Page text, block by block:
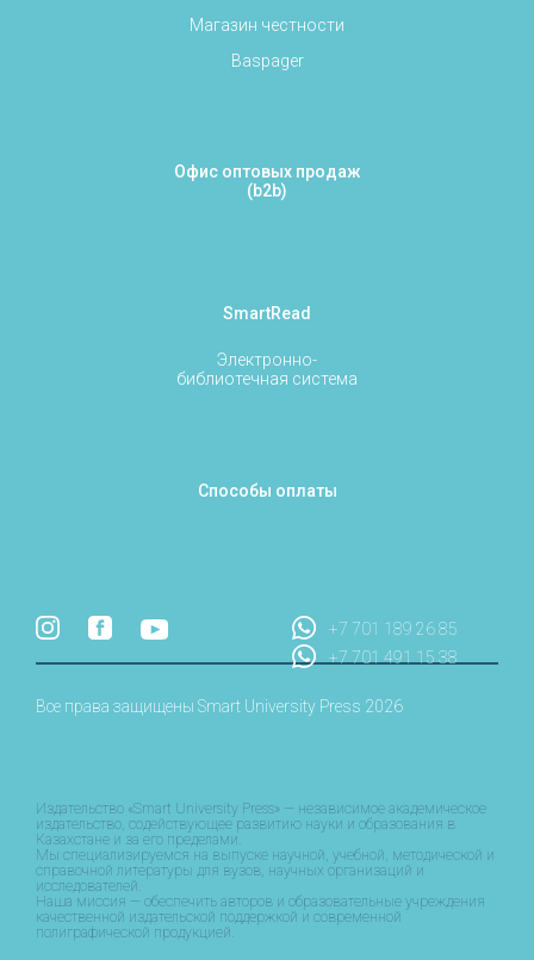
Магазин честности
Baspager
Офис оптовых продаж
(b2b)
SmartRead
Электронно-
библиотечная система
Способы оплаты
+7 701 189 26 85
+7 701 491 15 38
Все права защищены Smart University Press 2026
Издательство «Smart University Press» — независимое академическое
издательство, содействующее развитию науки и образования в
Казахстане и за его пределами.
Мы специализируемся на выпуске научной, учебной, методической и
справочной литературы для вузов, научных организаций и
исследователей.
Наша миссия — обеспечить авторов и образовательные учреждения
качественной издательской поддержкой и современной
полиграфической продукцией.